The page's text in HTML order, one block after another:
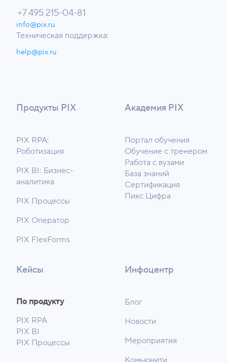
Продукты PIX
PIX RPA:
Роботизация
PIX BI: Бизнес-
аналитика
PIX Процессы
PIX Оператор
PIX FlexForms
Академия PIX
Портал обучения
Обучение с тренером
Работа с вузами
База знаний
Сертификация
Пикс Цифра
Кейсы
По продукту
PIX RPA
PIX BI
PIX Процессы
Инфоцентр
Блог
Новости
Мероприятия
+7 495 215-04-81
info@pix.ru
Техническая поддержка:
help@pix.ru